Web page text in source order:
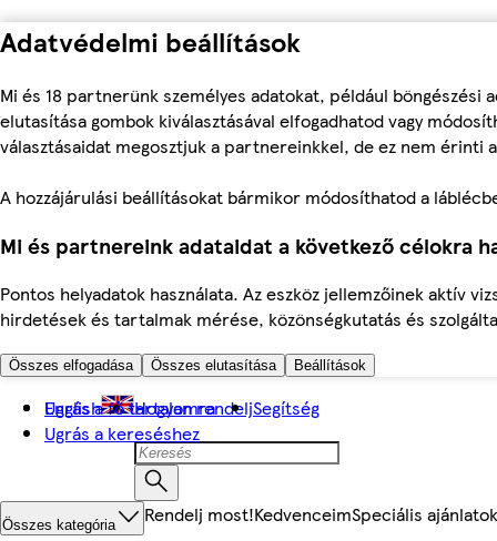
Adatvédelmi beállítások
Mi és 18 partnerünk személyes adatokat, például böngészési
elutasítása gombok kiválasztásával elfogadhatod vagy
választásaidat megosztjuk a partnereinkkel, de ez nem érinti
A hozzájárulási beállításokat bármikor módosíthatod a
Mi és partnereink adataidat a következő célokra
Pontos helyadatok használata. Az eszköz jellemzőinek aktív
hirdetések és tartalmak mérése, közönségkutatás és
Összes elfogadása Összes elutasítása Beállítások
Ugrás a fő tartalomra
Ugrás a kereséshez
English Hogyan rendeljSegítség
Összes kategória Rendelj most!KedvenceimSpeciális ajánlatok